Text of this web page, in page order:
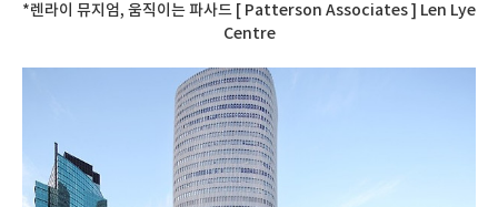
*렌라이 뮤지엄, 움직이는 파사드 [ Patterson Associates ] Len Lye
Centre